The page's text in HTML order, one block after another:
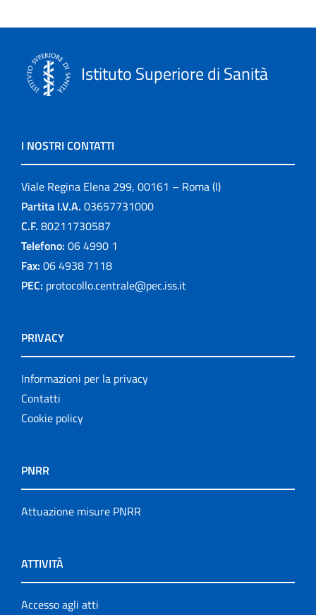
Istituto Superiore di Sanità
I NOSTRI CONTATTI
Viale Regina Elena 299, 00161 – Roma (I)
Partita I.V.A. 03657731000
C.F. 80211730587
Telefono: 06 4990 1
Fax: 06 4938 7118
PEC: protocollo.centrale@pec.iss.it
PRIVACY
Informazioni per la privacy
Contatti
Cookie policy
PNRR
Attuazione misure PNRR
ATTIVITÀ
Accesso agli atti